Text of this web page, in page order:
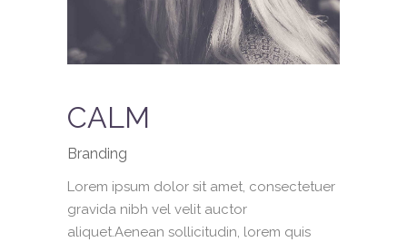
CALM
Branding
Lorem ipsum dolor sit amet, consectetuer
gravida nibh vel velit auctor
aliquet.Aenean sollicitudin, lorem quis